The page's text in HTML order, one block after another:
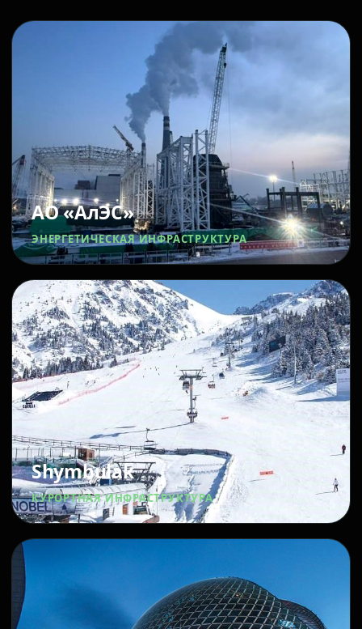
АО «АлЭС»
ЭНЕРГЕТИЧЕСКАЯ ИНФРАСТРУКТУРА
Shymbulak
КУРОРТНАЯ ИНФРАСТРУКТУРА